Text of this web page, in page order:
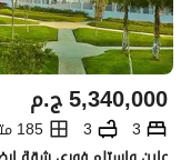
ج.م5,340,000
3
3
185 متر مربع